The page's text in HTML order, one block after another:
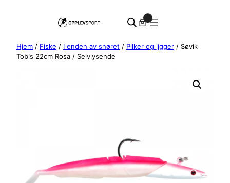
Hjem / Fiske / I enden av snøret / Pilker og jigger / Søvik
Tobis 22cm Rosa / Selvlysende